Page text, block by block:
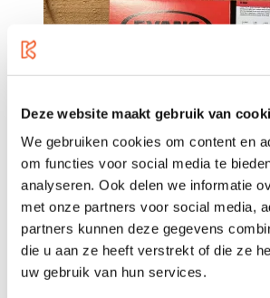
Deze website maakt gebruik van
We gebruiken cookies om content en
om functies voor social media te
analyseren. Ook delen we informatie
met onze partners voor social media,
partners kunnen deze gegevens
die u aan ze heeft verstrekt of die ze
uw gebruik van hun services.